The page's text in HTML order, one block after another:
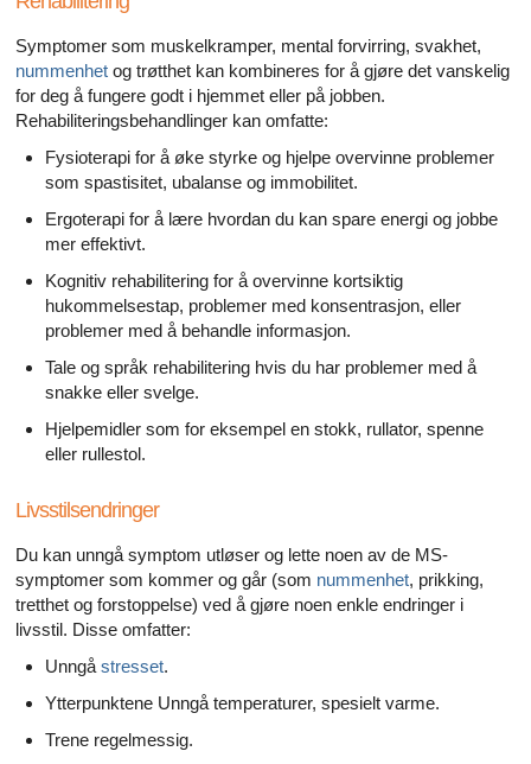
Symptomer som muskelkramper, mental forvirring, svakhet,
nummenhet og trøtthet kan kombineres for å gjøre det vanskelig
for deg å fungere godt i hjemmet eller på jobben.
Rehabiliteringsbehandlinger kan omfatte:
Fysioterapi for å øke styrke og hjelpe overvinne problemer
som spastisitet, ubalanse og immobilitet.
Ergoterapi for å lære hvordan du kan spare energi og jobbe
mer effektivt.
Kognitiv rehabilitering for å overvinne kortsiktig
hukommelsestap, problemer med konsentrasjon, eller
problemer med å behandle informasjon.
Tale og språk rehabilitering hvis du har problemer med å
snakke eller svelge.
Hjelpemidler som for eksempel en stokk, rullator, spenne
eller rullestol.
Livsstilsendringer
Du kan unngå symptom utløser og lette noen av de MS-
symptomer som kommer og går (som nummenhet, prikking,
tretthet og forstoppelse) ved å gjøre noen enkle endringer i
livsstil. Disse omfatter:
Unngå stresset.
Ytterpunktene Unngå temperaturer, spesielt varme.
Trene regelmessig.